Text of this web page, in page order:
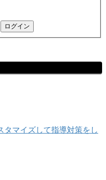
タマイズして指導対策をし